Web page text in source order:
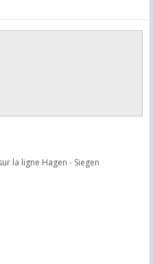
la ligne Hagen - Siegen